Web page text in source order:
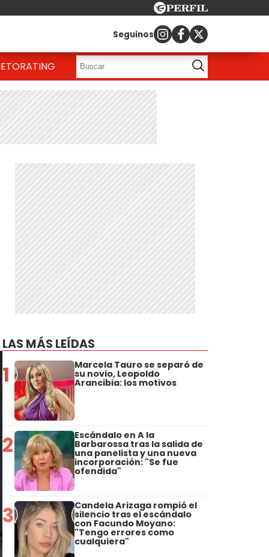
Seguinos
RATING
LAS MÁS LEÍDAS
1 Marcela Tauro se separó de
su novio, Leopoldo
Arancibia: los motivos
2 Escándalo en A la
Barbarossa tras la salida de
una panelista y una nueva
incorporación: "Se fue
ofendida"
3 Candela Arizaga rompió el
silencio tras el escándalo
con Facundo Moyano:
"Tengo errores como
cualquiera"